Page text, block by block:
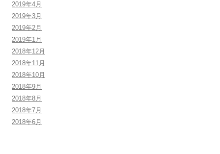
2019年4月
2019年3月
2019年2月
2019年1月
2018年12月
2018年11月
2018年10月
2018年9月
2018年8月
2018年7月
2018年6月